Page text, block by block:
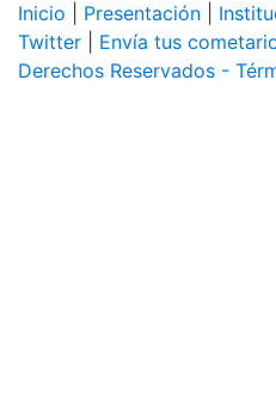
Inicio Presentación
Twitter
Envía tus
Derechos Reservados -